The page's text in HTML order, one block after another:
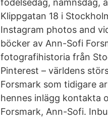
födelsedag, namnsdag,
Klippgatan 18 i
Instagram photos and
böcker av Ann-Sofi
fotografihistoria från
Pinterest – världens
Forsmark som tidigare
hennes inlägg kontakta
Forsmark, Ann-Sofi.